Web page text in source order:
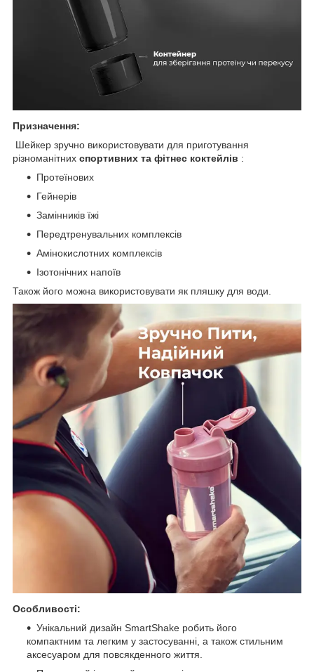
Призначення:
Шейкер зручно використовувати для приготування
різноманітних спортивних та фітнес коктейлів :
Протеїнових
Гейнерів
Замінників їжі
Передтренувальних комплексів
Амінокислотних комплексів
Ізотонічних напоїв
Також його можна використовувати як пляшку для води.
Особливості:
Унікальний дизайн SmartShake робить його
компактним та легким у застосуванні, а також стильним
аксесуаром для повсякденного життя.